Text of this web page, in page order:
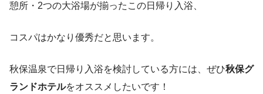
憩所・2つの大浴場が揃ったこの日帰り入浴、
コスパはかなり優秀だと思います。
秋保温泉で日帰り入浴を検討している方には、ぜひ秋保グ
ランドホテルをオススメしたいです！